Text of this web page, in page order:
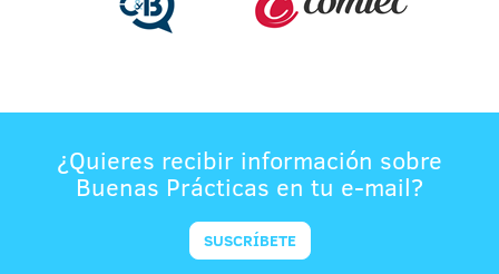
¿Quieres recibir información sobre
Buenas Prácticas en tu e-mail?
SUSCRÍBETE